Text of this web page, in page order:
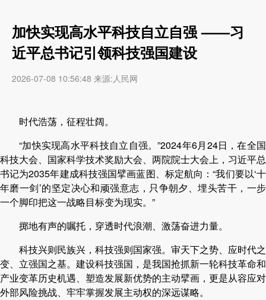
加快实现高水平科技自立自强 ——习
近平总书记引领科技强国建设
2026-07-08 10:56:48 来源:人民网
时代浩荡，征程壮阔。
“加快实现高水平科技自立自强。”2024年6月24日，在全国
科技大会、国家科学技术奖励大会、两院院士大会上，习近平总
书记为2035年建成科技强国擘画蓝图、标定航向：“我们要以‘十
年磨一剑’的坚定决心和顽强意志，只争朝夕、埋头苦干，一步
一个脚印把这一战略目标变为现实。”
掷地有声的嘱托，穿透时代浪潮、激荡奋进力量。
科技兴则民族兴，科技强则国家强。审天下之势、应时代之
变、立强国之基。建设科技强国，是我国抢抓新一轮科技革命和
产业变革历史机遇、塑造发展新优势的主动擘画，更是从容应对
外部风险挑战、牢牢掌握发展主动权的深远谋略。